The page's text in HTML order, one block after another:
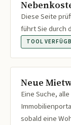
Diese Seite
führt Sie durch
TOOL
Neue
Eine Suche,
sobald eine